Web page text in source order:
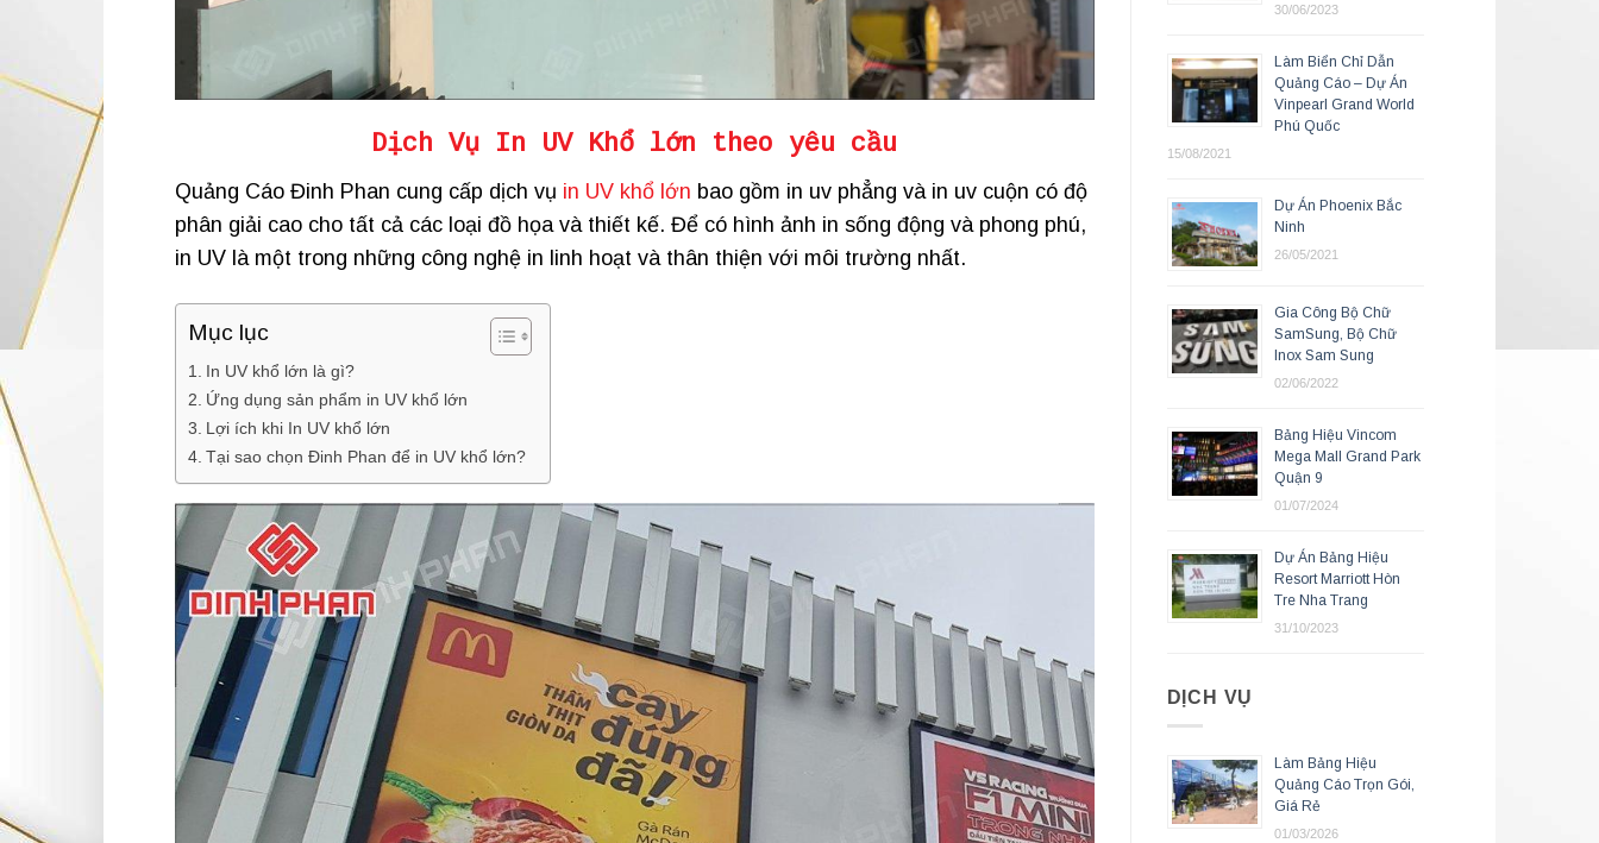
Dịch Vụ In UV Khổ lớn theo yêu cầu
Quảng Cáo Đinh Phan cung cấp dịch vụ in UV khổ lớn bao gồm in uv phẳng và in uv cuộn có độ
phân giải cao cho tất cả các loại đồ họa và thiết kế. Để có hình ảnh in sống động và phong phú,
in UV là một trong những công nghệ in linh hoạt và thân thiện với môi trường nhất.
Mục lục
In UV khổ lớn là gì?
Ứng dụng sản phẩm in UV khổ lớn
Lợi ích khi In UV khổ lớn
Tại sao chọn Đinh Phan để in UV khổ lớn?
30/06/2023
Làm Biển Chỉ Dẫn
Quảng Cáo – Dự Án
Vinpearl Grand World
Phú Quốc
15/08/2021
Dự Án Phoenix Bắc
Ninh
26/05/2021
Gia Công Bộ Chữ
SamSung, Bộ Chữ
Inox Sam Sung
02/06/2022
Bảng Hiệu Vincom
Mega Mall Grand Park
Quận 9
01/07/2024
Dự Án Bảng Hiệu
Resort Marriott Hòn
Tre Nha Trang
31/10/2023
DỊCH VỤ
Làm Bảng Hiệu
Quảng Cáo Trọn Gói,
Giá Rẻ
01/03/2026